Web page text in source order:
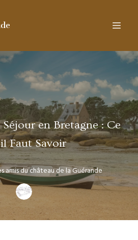
en Bretagne : Ce
Faut Savoir
amisdu château de la Guérande